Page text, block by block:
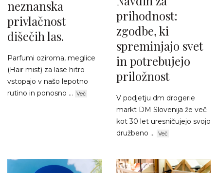
neznanska
privlačnost
dišečih las.
Parfumi oziroma, meglice
(Hair mist) za lase hitro
vstopajo v našo lepotno
rutino in ponosno ... Več
prihodnost:
zgodbe, ki
spreminjajo svet
in potrebujejo
priložnost
V podjetju dm drogerie
markt DM Slovenija že več
kot 30 let uresničujejo svojo
družbeno ... Več